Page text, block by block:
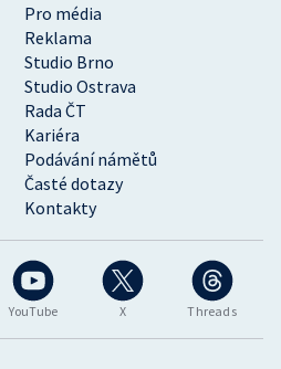
YouTube X Threads
Pro média
Reklama
Studio Brno
Studio Ostrava
Rada ČT
Kariéra
Podávání námětů
Časté dotazy
Kontakty